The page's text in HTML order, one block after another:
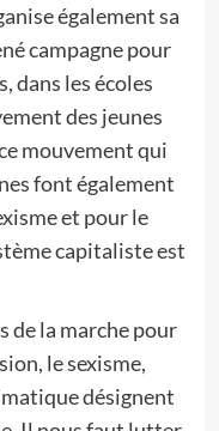
également sa
campagne pour
dans les écoles
des jeunes
mouvement qui
font également
et pour le
capitaliste est
de la marche pour
le sexisme,
désignent